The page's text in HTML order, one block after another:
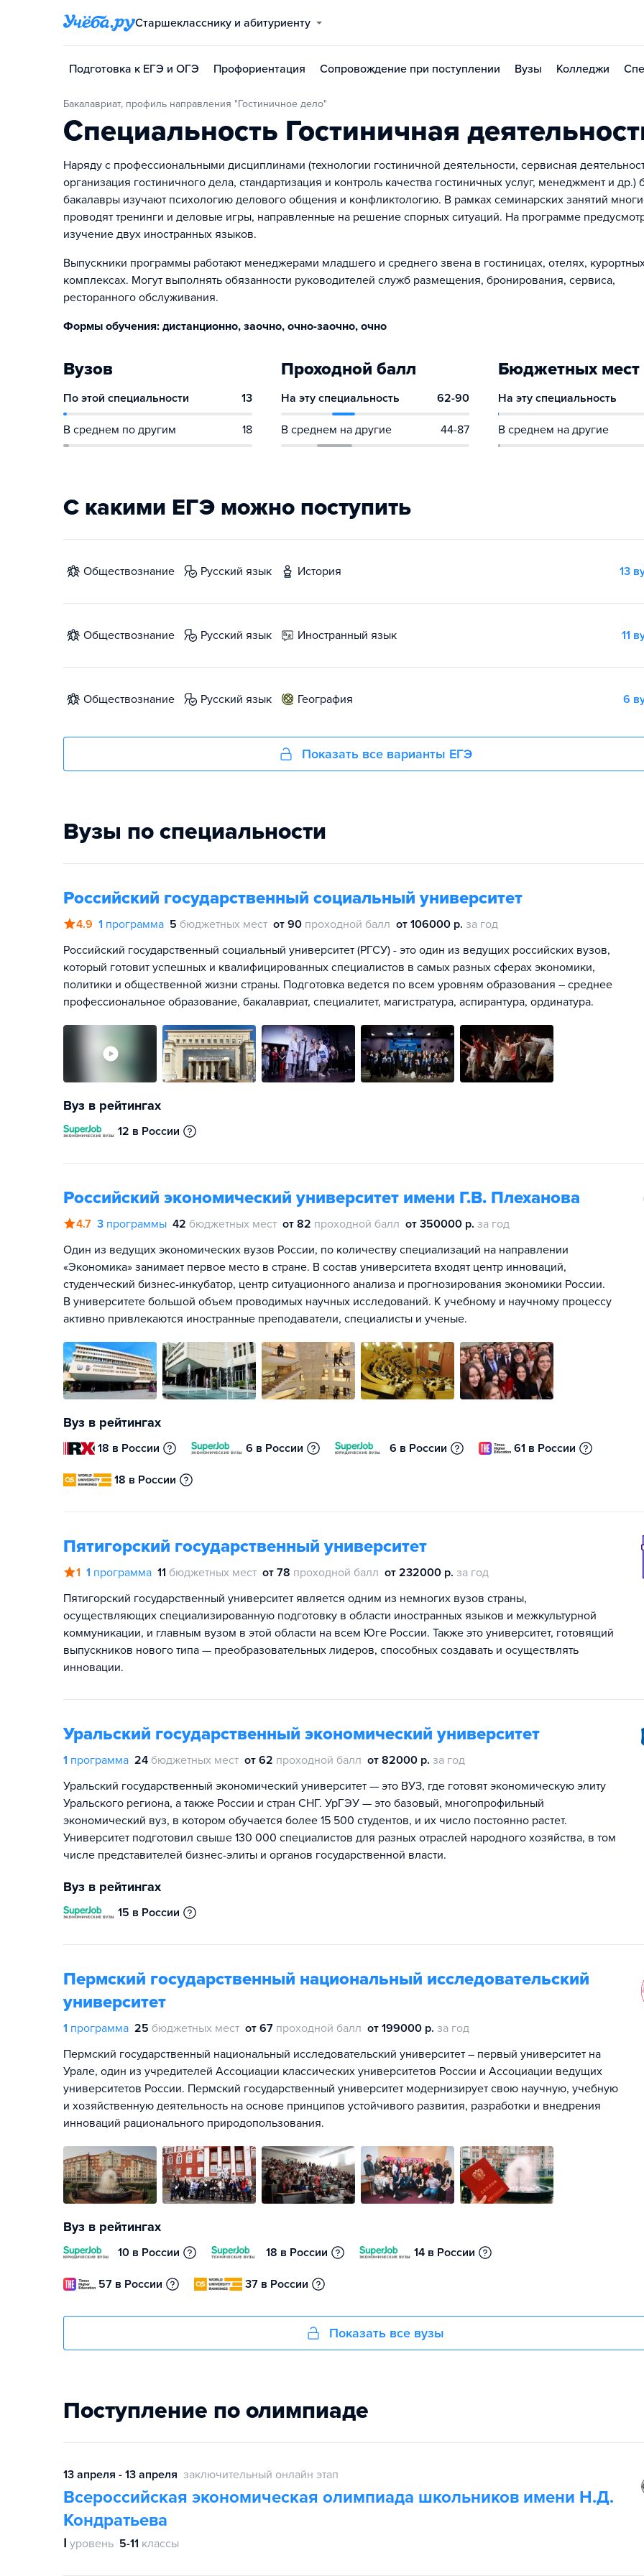
Старшекласснику и абитуриенту
Подготовка к ЕГЭ и ОГЭ Профориентация Сопровождение при поступлении Вузы Колледжи
Бакалавриат, профиль направления "Гостиничное дело"
Специальность Гостиничная
Наряду с профессиональными дисциплинами (технологии гостиничной деятельности, сервисная
организация гостиничного дела, стандартизация и контроль качества гостиничных услуг, менеджмент и др.)
бакалавры изучают психологию делового общения и конфликтологию. В рамках семинарских занятий
проводят тренинги и деловые игры, направленные на решение спорных ситуаций. На программе
изучение двух иностранных языков.
Выпускники программы работают менеджерами младшего и среднего звена в гостиницах, отелях,
комплексах. Могут выполнять обязанности руководителей служб размещения, бронирования, сервиса,
ресторанного обслуживания.
Формы обучения: дистанционно, заочно, очно-заочно, очно
Вузов
По этой специальности 13
В среднем по другим 18
Проходной балл
На эту специальность 62-90
В среднем на другие 44-87
Бюджетных мест
На эту специальность
В среднем на другие
С какими ЕГЭ можно поступить
обществознание русский язык история 13
обществознание русский язык иностранный язык 11
обществознание русский язык география 6
Показать все варианты ЕГЭ
Вузы по специальности
Российский государственный социальный университет
4.9 1 программа 5 бюджетных мест от 90 проходной балл от 106000 р. за год
Российский государственный социальный университет (РГСУ) - это один из ведущих российских вузов,
который готовит успешных и квалифицированных специалистов в самых разных сферах экономики,
политики и общественной жизни страны. Подготовка ведется по всем уровням образования – среднее
профессиональное образование, бакалавриат, специалитет, магистратура, аспирантура, ординатура.
Вуз в рейтингах
12 в России
Российский экономический университет имени Г.В. Плеханова
4.7 3 программы 42 бюджетных мест от 82 проходной балл от 350000 р. за год
Один из ведущих экономических вузов России, по количеству специализаций на направлении
«Экономика» занимает первое место в стране. В состав университета входят центр инноваций,
студенческий бизнес-инкубатор, центр ситуационного анализа и прогнозирования экономики России.
В университете большой объем проводимых научных исследований. К учебному и научному процессу
активно привлекаются иностранные преподаватели, специалисты и ученые.
Вуз в рейтингах
18 в России 6 в России 6 в России 61 в России
18 в России
Пятигорский государственный университет
1 1 программа 11 бюджетных мест от 78 проходной балл от 232000 р. за год
Пятигорский государственный университет является одним из немногих вузов страны,
осуществляющих специализированную подготовку в области иностранных языков и межкультурной
коммуникации, и главным вузом в этой области на всем Юге России. Также это университет, готовящий
выпускников нового типа — преобразовательных лидеров, способных создавать и осуществлять
инновации.
Уральский государственный экономический университет
1 программа 24 бюджетных мест от 62 проходной балл от 82000 р. за год
Уральский государственный экономический университет — это ВУЗ, где готовят экономическую элиту
Уральского региона, а также России и стран СНГ. УрГЭУ — это базовый, многопрофильный
экономический вуз, в котором обучается более 15 500 студентов, и их число постоянно растет.
Университет подготовил свыше 130 000 специалистов для разных отраслей народного хозяйства, в том
числе представителей бизнес-элиты и органов государственной власти.
Вуз в рейтингах
15 в России
Пермский государственный национальный исследовательский
университет
1 программа 25 бюджетных мест от 67 проходной балл от 199000 р. за год
Пермский государственный национальный исследовательский университет – первый университет на
Урале, один из учредителей Ассоциации классических университетов России и Ассоциации ведущих
университетов России. Пермский государственный университет модернизирует свою научную, учебную
и хозяйственную деятельность на основе принципов устойчивого развития, разработки и внедрения
инноваций рационального природопользования.
Вуз в рейтингах
10 в России 18 в России 14 в России
57 в России 37 в России
Показать все вузы
Поступление по олимпиаде
13 апреля - 13 апреля заключительный онлайн этап
Всероссийская экономическая олимпиада школьников имени Н.Д.
Кондратьева
Ⅰ уровень 5-11 классы